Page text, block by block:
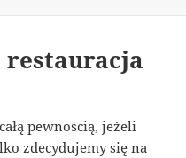
restauracja
pewnością, jeżeli
zdecydujemy się na